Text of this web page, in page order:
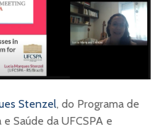
Stenzel, do Programa de
Saúde da UFCSPA e